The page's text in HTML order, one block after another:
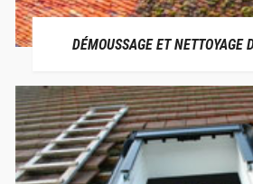
DÉMOUSSAGE ET NETTOYAGE